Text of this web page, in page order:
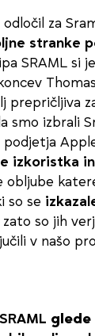
za
stranke
SRAML si je
prepričljiva
smo izbrali
izkoristka
obljube
so se
zato so jih
v našo